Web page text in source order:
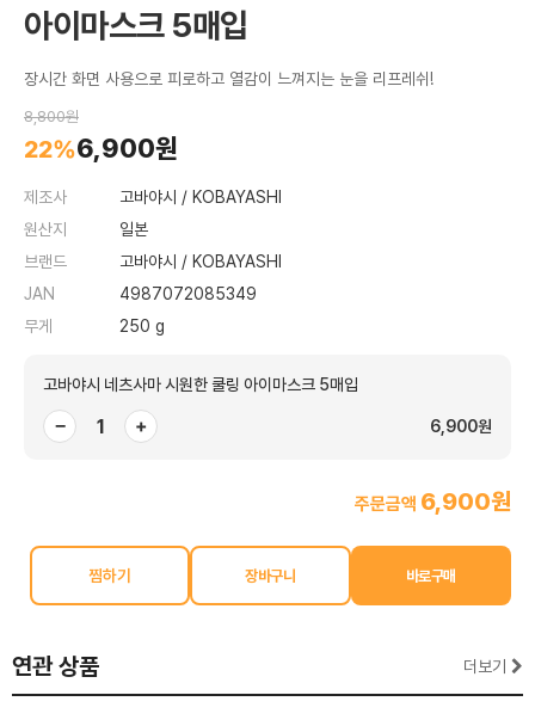
아이마스크 5매입
장시간 화면 사용으로 피로하고 열감이 느껴지는 눈을 리프레쉬!
8,800원
22%6,900원
제조사
고바야시 / KOBAYASHI
원산지
일본
브랜드
고바야시 / KOBAYASHI
JAN
4987072085349
무게
250 g
고바야시 네츠사마 시원한 쿨링 아이마스크 5매입
− + 6,900원
주문금액 6,900원
찜하기
연관 상품 더보기